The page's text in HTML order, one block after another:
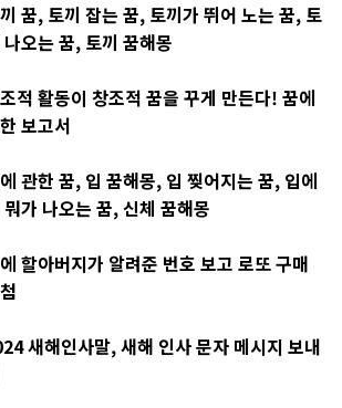
꿈, 토끼 잡는 꿈, 토끼가 뛰어 노는 꿈, 토
오는 꿈, 토끼 꿈해몽
적 활동이 창조적 꿈을 꾸게 만든다! 꿈에
보고서
관한 꿈, 입 꿈해몽, 입 찢어지는 꿈, 입에
뭐가 나오는 꿈, 신체 꿈해몽
할아버지가 알려준 번호 보고 로또 구매
새해인사말, 새해 인사 문자 메시지 보내